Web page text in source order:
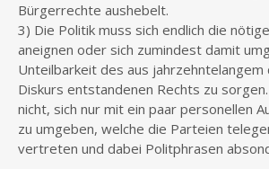
Bürgerrechte aushebelt.
3) Die Politik muss sich endlich die
aneignen oder sich zumindest damit
Unteilbarkeit des aus jahrzehntelangem
Diskurs entstandenen Rechts zu
nicht, sich nur mit ein paar personellen
zu umgeben, welche die Parteien
vertreten und dabei Politphrasen